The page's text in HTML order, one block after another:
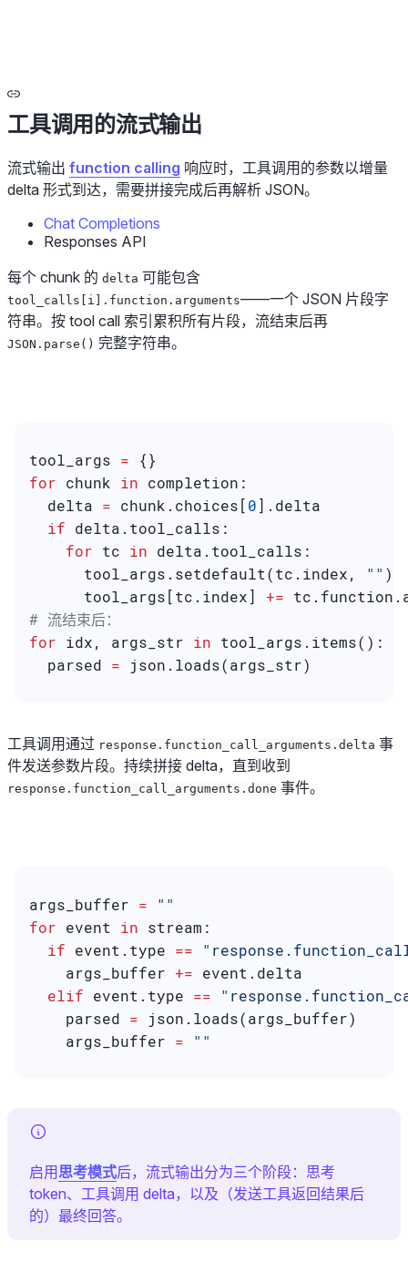
工具调用的流式输出
流式输出 function calling 响应时，工具调用的参数以增量
delta 形式到达，需要拼接完成后再解析 JSON。
Chat Completions
Responses API
每个 chunk 的 delta 可能包含
tool_calls[i].function.arguments——一个 JSON 片段字
符串。按 tool call 索引累积所有片段，流结束后再
JSON.parse() 完整字符串。
tool_args = {}
for chunk in completion:
  delta
= chunk.choices[0].delta
  if
delta.tool_calls:
    for
tc in delta.tool_calls:
      tool_args.setdefault(tc.index,
"" )
      tool_args[tc.index]
+=
# 流结束后：
for idx, args_str in tool_args.items():
  parsed
= json.loads(args_str)
工具调用通过 response.function_call_arguments.delta 事
件发送参数片段。持续拼接 delta，直到收到
response.function_call_arguments.done 事件。
args_buffer = ""
for event in stream:
  if
event.type ==
    args_buffer
+= event.delta
  elif
event.type ==
    parsed
= json.loads(args_buffer)
    args_buffer
= ""
启用思考模式后，流式输出分为三个阶段：思考
token、工具调用 delta，以及（发送工具返回结果后
的）最终回答。